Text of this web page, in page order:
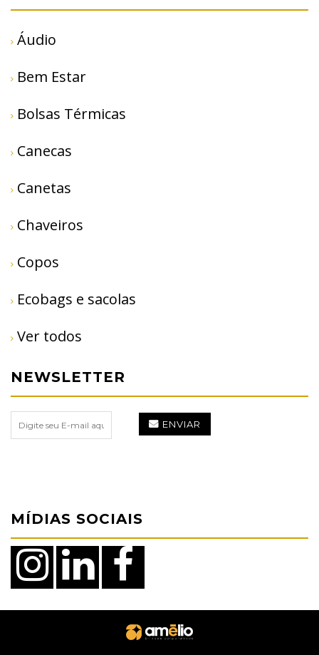
Áudio
Bem Estar
Bolsas Térmicas
Canecas
Canetas
Chaveiros
Copos
Ecobags e sacolas
Ver todos
NEWSLETTER
ENVIAR
MÍDIAS SOCIAIS